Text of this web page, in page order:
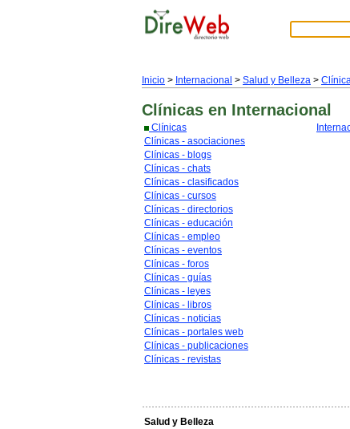
Inicio > Internacional > Salud y Belleza >
Clínicas en Internacional
Clínicas
Clínicas - asociaciones
Clínicas - blogs
Clínicas - chats
Clínicas - clasificados
Clínicas - cursos
Clínicas - directorios
Clínicas - educación
Clínicas - empleo
Clínicas - eventos
Clínicas - foros
Clínicas - guías
Clínicas - leyes
Clínicas - libros
Clínicas - noticias
Clínicas - portales web
Clínicas - publicaciones
Clínicas - revistas
Salud y Belleza